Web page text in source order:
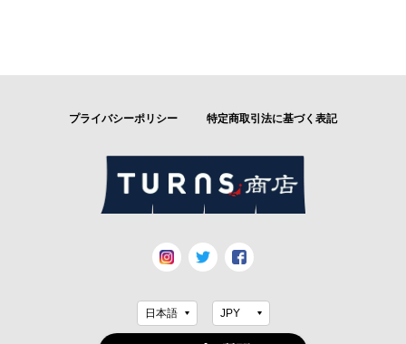
プライバシーポリシー 特定商取引法に基づく表記